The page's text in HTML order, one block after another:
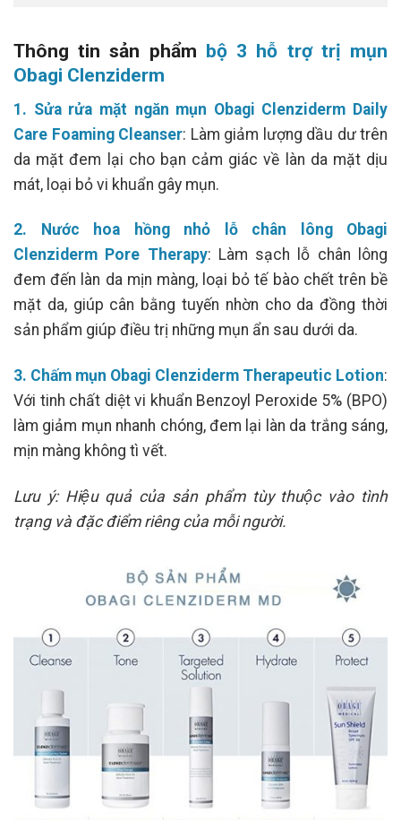
Thông tin sản phẩm bộ 3 hỗ trợ trị mụn
Obagi Clenziderm
1. Sửa rửa mặt ngăn mụn Obagi Clenziderm Daily
Care Foaming Cleanser: Làm giảm lượng dầu dư trên
da mặt đem lại cho bạn cảm giác về làn da mặt dịu
mát, loại bỏ vi khuẩn gây mụn.
2. Nước hoa hồng nhỏ lỗ chân lông Obagi
Clenziderm Pore Therapy: Làm sạch lỗ chân lông
đem đến làn da mịn màng, loại bỏ tế bào chết trên bề
mặt da, giúp cân bằng tuyến nhờn cho da đồng thời
sản phẩm giúp điều trị những mụn ẩn sau dưới da.
3. Chấm mụn Obagi Clenziderm Therapeutic Lotion:
Với tinh chất diệt vi khuẩn Benzoyl Peroxide 5% (BPO)
làm giảm mụn nhanh chóng, đem lại làn da trắng sáng,
mịn màng không tì vết.
Lưu ý: Hiệu quả của sản phẩm tùy thuộc vào tình
trạng và đặc điểm riêng của mỗi người.